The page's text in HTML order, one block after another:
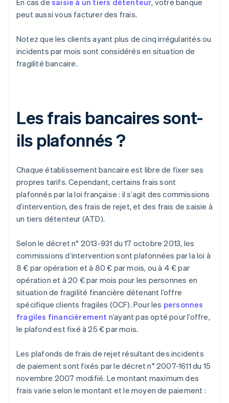
En cas de saisie à un tiers détenteur, votre banque
peut aussi vous facturer des frais.
Notez que les clients ayant plus de cinq irrégularités ou
incidents par mois sont considérés en situation de
fragilité bancaire.
Les frais bancaires sont-
ils plafonnés ?
Chaque établissement bancaire est libre de fixer ses
propres tarifs. Cependant, certains frais sont
plafonnés par la loi française : il s’agit des commissions
d’intervention, des frais de rejet, et des frais de saisie à
un tiers détenteur (ATD).
Selon le décret n° 2013-931 du 17 octobre 2013, les
commissions d’intervention sont plafonnées par la loi à
8 € par opération et à 80 € par mois, ou à 4 € par
opération et à 20 € par mois pour les personnes en
situation de fragilité financière détenant l’offre
spécifique clients fragiles (OCF). Pour les personnes
fragiles financièrement n’ayant pas opté pour l’offre,
le plafond est fixé à 25 € par mois.
Les plafonds de frais de rejet résultant des incidents
de paiement sont fixés par le décret n° 2007-1611 du 15
novembre 2007 modifié. Le montant maximum des
frais varie selon le montant et le moyen de paiement :